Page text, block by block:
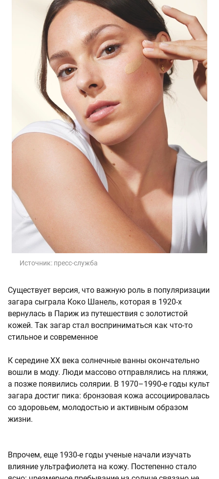
Источник: пресс-служба
Существует версия, что важную роль в популяризации
загара сыграла Коко Шанель, которая в 1920-х
вернулась в Париж из путешествия с золотистой
кожей. Так загар стал восприниматься как что-то
стильное и современное
К середине XX века солнечные ванны окончательно
вошли в моду. Люди массово отправлялись на пляжи,
а позже появились солярии. В 1970–1990-е годы культ
загара достиг пика: бронзовая кожа ассоциировалась
со здоровьем, молодостью и активным образом
жизни.
Впрочем, еще 1930-е годы ученые начали изучать
влияние ультрафиолета на кожу. Постепенно стало